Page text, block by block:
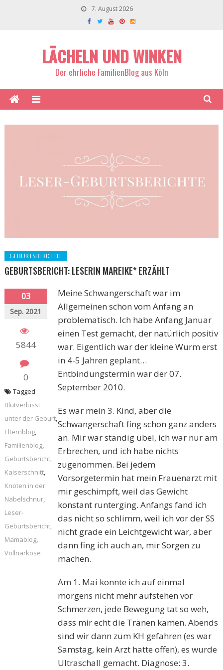
7. August 2026
LÄCHELN UND WINKEN
Der ehrliche FamilienBlog aus Köln
GEBURTSBERICHTE
GEBURTSBERICHT: LESERIN MAREIKE* ERZÄHLT
03
Sep. 2021
5844
0
Meine Schwangerschaft war im
Allgemeinen schon vom Anfang an
problematisch. Ich habe Anfang Januar
einen Test gemacht, der natürlich positiv
war. Eigentlich war der kleine Wurm erst
in 4-5 Jahren geplant…
Entbindungstermin war der 07.
September 2010.
Es war mein 3. Kind, aber die
Schwangerschaft fing schon ganz anders
an. Mir war ständig übel, ich war nur am
Erbrechen, und ich habe nichts
zugenommen. Bei jedem
Vorsorgetermin hat mein Frauenarzt mit
mir geschimpft, weil das Gewicht
konstant runterging. Anfangs fand ich
das nicht so schlimm, weil ich vor der SS
nicht grade ein Leichtgewicht war, aber
dann fing ich auch an, mir Sorgen zu
machen.
Am 1. Mai konnte ich auf einmal
morgens nicht mehr aufstehen vor
Schmerzen, jede Bewegung tat so weh,
dass mir echt die Tränen kamen. Abends
sind wir dann zum KH gefahren (es war
Samstag, kein Arzt hatte offen), es wurde
Ultraschall gemacht. Diagnose: 3.
Tagged
Blutverlusst
unter der Geburt,
Elternblog,
Familienblog,
Geburtsbericht,
Kaiserschnitt,
Knoten in der
Nabelschnur,
Leser-
Geburtsbericht,
Mamablog,
Vollnarkose